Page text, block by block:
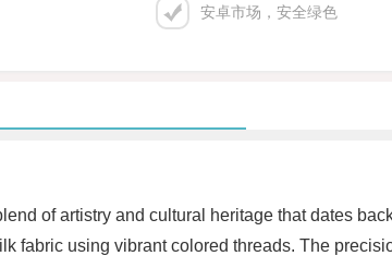
安卓市场，安全绿色
of artistry and cultural heritage that dates
fabric using vibrant colored threads. The